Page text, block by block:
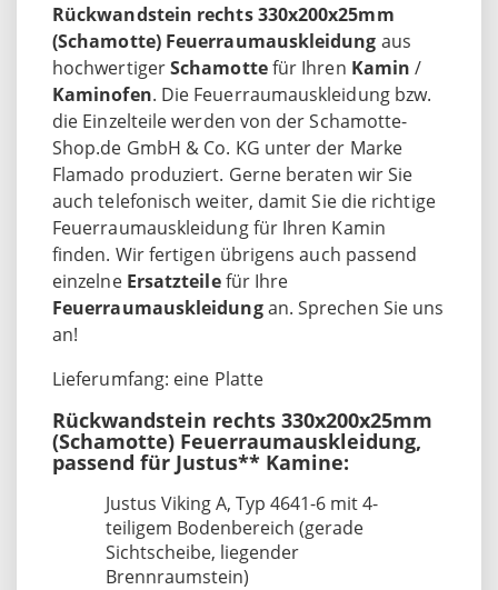
Rückwandstein rechts 330x200x25mm
(Schamotte) Feuerraumauskleidung aus
hochwertigerSchamottefür Ihren Kamin/
Kaminofen. Die Feuerraumauskleidung bzw.
die Einzelteile werden von der Schamotte-
Shop.de GmbH & Co. KG unter der Marke
Flamado produziert. Gerne beraten wir Sie
auch telefonisch weiter, damit Sie die richtige
Feuerraumauskleidung für Ihren Kamin
finden. Wir fertigen übrigens auch passend
einzelne Ersatzteilefür Ihre
Feuerraumauskleidungan. Sprechen Sie uns
an!
Lieferumfang: eine Platte
Rückwandstein rechts 330x200x25mm
(Schamotte) Feuerraumauskleidung,
passend für Justus** Kamine:
Justus Viking A, Typ 4641-6 mit 4-
teiligem Bodenbereich (gerade
Sichtscheibe, liegender
Brennraumstein)